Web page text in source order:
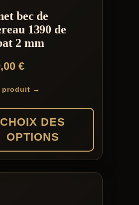
bec de
1390 de
2 mm
€
produit →
CHOIX DES
OPTIONS